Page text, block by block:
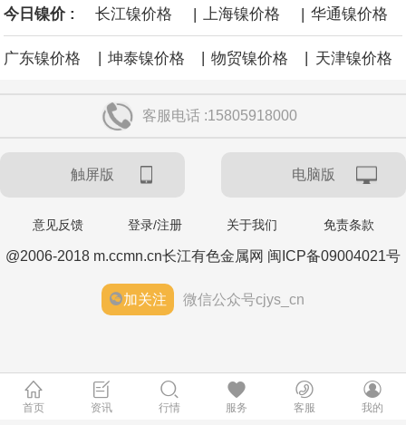
今日镍价 : 长江镍价格 | 上海镍价格 | 华通镍价格
广东镍价格 | 坤泰镍价格 | 物贸镍价格 | 天津镍价格
客服电话 :15805918000
触屏版 电脑版
意见反馈 登录/注册 关于我们 免责条款
@2006-2018 m.ccmn.cn长江有色金属网 闽ICP备09004021号
加关注 微信公众号cjys_cn
首页 资讯 行情 服务 客服 我的